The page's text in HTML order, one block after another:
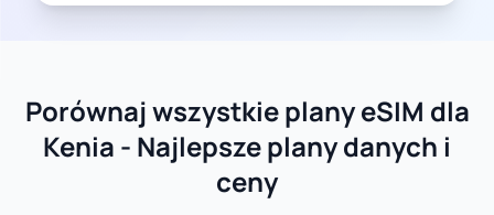
Porównaj wszystkie plany eSIM dla
Kenia - Najlepsze plany danych i
ceny